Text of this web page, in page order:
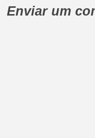
Enviar um